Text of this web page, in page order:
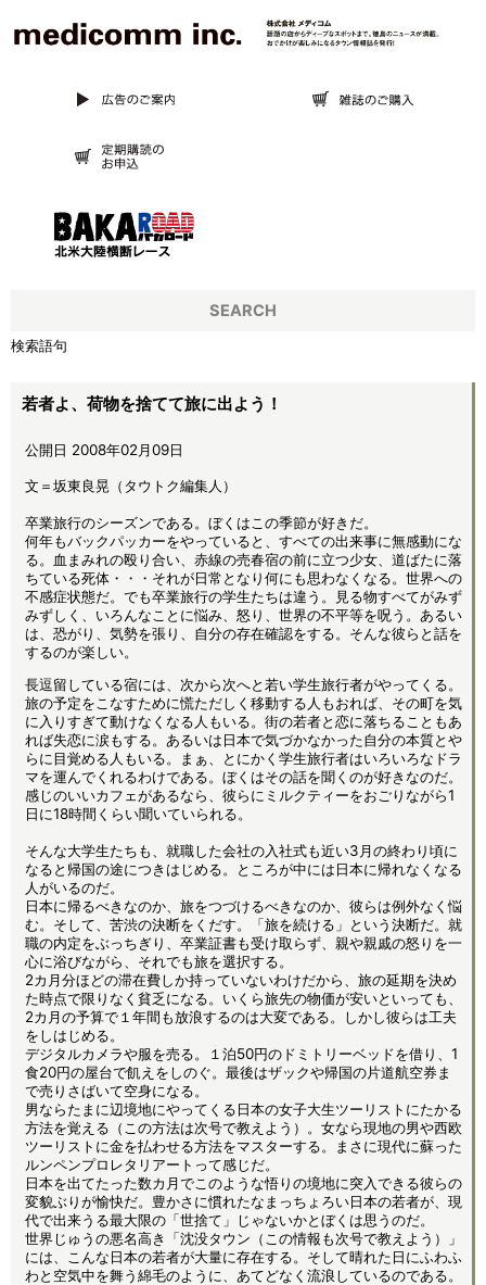
若者よ、荷物を捨てて旅に出よう！
公開日 2008年02月09日
文＝坂東良晃（タウトク編集人）
卒業旅行のシーズンである。ぼくはこの季節が好きだ。
何年もバックパッカーをやっていると、すべての出来事に無感動にな
る。血まみれの殴り合い、赤線の売春宿の前に立つ少女、道ばたに落
ちている死体・・・それが日常となり何にも思わなくなる。世界への
不感症状態だ。でも卒業旅行の学生たちは違う。見る物すべてがみず
みずしく、いろんなことに悩み、怒り、世界の不平等を呪う。あるい
は、恐がり、気勢を張り、自分の存在確認をする。そんな彼らと話を
するのが楽しい。
長逗留している宿には、次から次へと若い学生旅行者がやってくる。
旅の予定をこなすために慌ただしく移動する人もおれば、その町を気
に入りすぎて動けなくなる人もいる。街の若者と恋に落ちることもあ
れば失恋に涙もする。あるいは日本で気づかなかった自分の本質とや
らに目覚める人もいる。まぁ、とにかく学生旅行者はいろいろなドラ
マを運んでくれるわけである。ぼくはその話を聞くのが好きなのだ。
感じのいいカフェがあるなら、彼らにミルクティーをおごりながら1
日に18時間くらい聞いていられる。
そんな大学生たちも、就職した会社の入社式も近い3月の終わり頃に
なると帰国の途につきはじめる。ところが中には日本に帰れなくなる
人がいるのだ。
日本に帰るべきなのか、旅をつづけるべきなのか、彼らは例外なく悩
む。そして、苦渋の決断をくだす。「旅を続ける」という決断だ。就
職の内定をぶっちぎり、卒業証書も受け取らず、親や親戚の怒りを一
心に浴びながら、それでも旅を選択する。
2カ月分ほどの滞在費しか持っていないわけだから、旅の延期を決め
た時点で限りなく貧乏になる。いくら旅先の物価が安いといっても、
2カ月の予算で１年間も放浪するのは大変である。しかし彼らは工夫
をしはじめる。
デジタルカメラや服を売る。１泊50円のドミトリーベッドを借り、1
食20円の屋台で飢えをしのぐ。最後はザックや帰国の片道航空券ま
で売りさばいて空身になる。
男ならたまに辺境地にやってくる日本の女子大生ツーリストにたかる
方法を覚える（この方法は次号で教えよう）。女なら現地の男や西欧
ツーリストに金を払わせる方法をマスターする。まさに現代に蘇った
ルンペンプロレタリアートって感じだ。
日本を出てたった数カ月でこのような悟りの境地に突入できる彼らの
変貌ぶりが愉快だ。豊かさに慣れたなまっちょろい日本の若者が、現
代で出来うる最大限の「世捨て」じゃないかとぼくは思うのだ。
世界じゅうの悪名高き「沈没タウン（この情報も次号で教えよう）」
には、こんな日本の若者が大量に存在する。そして晴れた日にふわふ
わと空気中を舞う綿毛のように、あてどなく流浪しているのである。
SEARCH
検索語句